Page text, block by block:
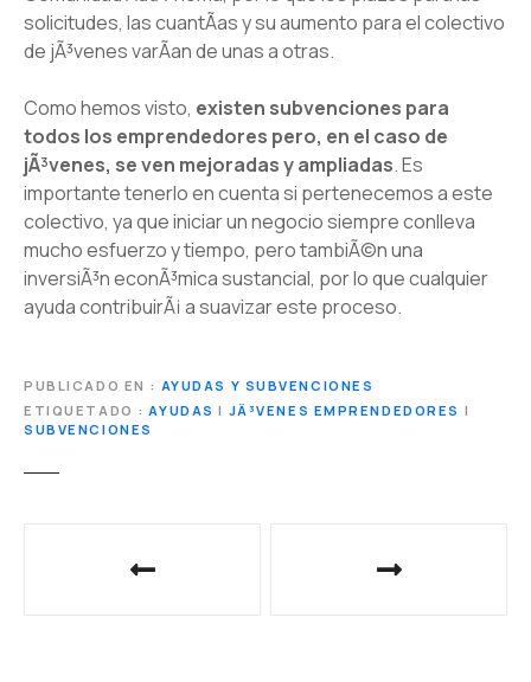
solicitudes, las cuantÃ­as y su aumento para el colectivo
de jÃ³venes varÃ­an de unas a otras.
Como hemos visto, existen subvenciones para
todos los emprendedores pero, en el caso de
jÃ³venes, se ven mejoradas y ampliadas. Es
importante tenerlo en cuenta si pertenecemos a este
colectivo, ya que iniciar un negocio siempre conlleva
mucho esfuerzo y tiempo, pero tambiÃ©n una
inversiÃ³n econÃ³mica sustancial, por lo que cualquier
ayuda contribuirÃ¡ a suavizar este proceso.
PUBLICADO EN
AYUDAS Y SUBVENCIONES
ETIQUETADO
AYUDAS | JÃ³VENES EMPRENDEDORES |
SUBVENCIONES